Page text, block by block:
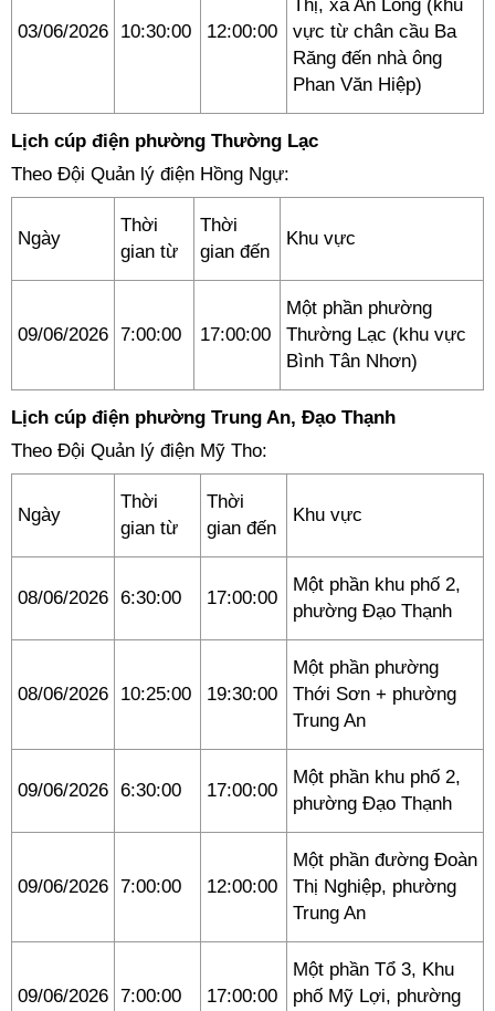
03/06/2026 10:30:00 12:00:00
Thị, xã An Long (khu
vực từ chân cầu Ba
Răng đến nhà ông
Phan Văn Hiệp)
Lịch cúp điện phường Thường Lạc
Theo Đội Quản lý điện Hồng Ngự:
Ngày
Thời
gian từ
Thời
gian đến
Khu vực
09/06/2026 7:00:00 17:00:00
Một phần phường
Thường Lạc (khu vực
Bình Tân Nhơn)
Lịch cúp điện phường Trung An, Đạo Thạnh
Theo Đội Quản lý điện Mỹ Tho:
Ngày
Thời
gian từ
Thời
gian đến
Khu vực
08/06/2026 6:30:00 17:00:00
Một phần khu phố 2,
phường Đạo Thạnh
08/06/2026 10:25:00 19:30:00
Một phần phường
Thới Sơn + phường
Trung An
09/06/2026 6:30:00 17:00:00
Một phần khu phố 2,
phường Đạo Thạnh
09/06/2026 7:00:00 12:00:00
Một phần đường Đoàn
Thị Nghiệp, phường
Trung An
09/06/2026 7:00:00 17:00:00
Một phần Tổ 3, Khu
phố Mỹ Lợi, phường